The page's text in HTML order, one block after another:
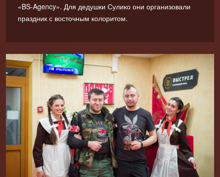
«BS-Agency». Для дедушки Сулико они организовали
праздник с восточным колоритом.